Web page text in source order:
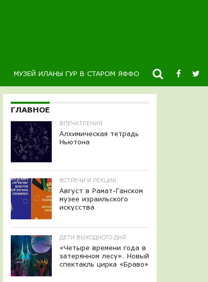
МУЗЕЙ ИЛАНЫ ГУР В СТАРОМ ЯФФО НОВОСТИ
ГЛАВНОЕ
ВПЕЧАТЛЕНИЯ
Алхимическая тетрадь
Ньютона
ВСТРЕЧИ И ЛЕКЦИИ
Август в Рамат-Ганском
музее израильского
искусства
ДЕТИ ВЫХОДНОГО ДНЯ
«Четыре времени года в
затерянном лесу». Новый
спектакль цирка «Браво»